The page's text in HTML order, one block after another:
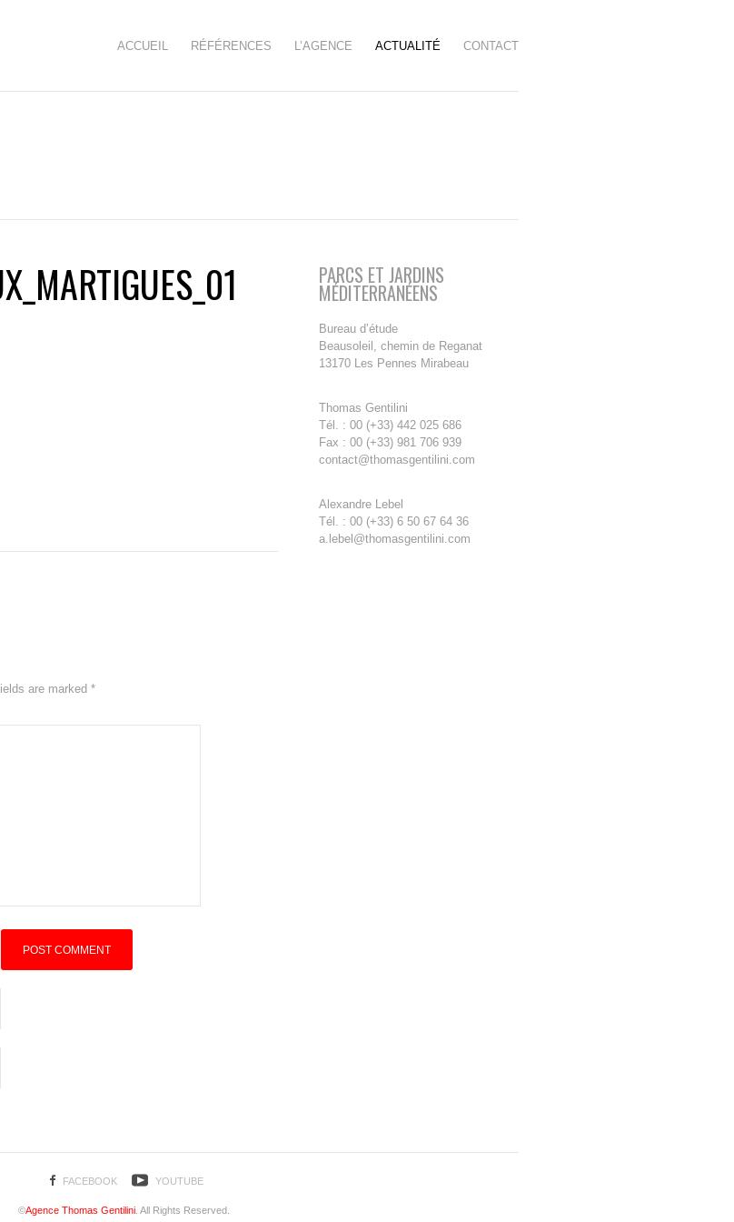
ACCUEIL RÉFÉRENCES L’AGENCE ACTUALITÉ CONTACT
are marked *
PARCS ET JARDINS
MÉDITERRANÉENS
Bureau d’étude
Beausoleil, chemin de Reganat
13170 Les Pennes Mirabeau
Thomas Gentilini
Tél. : 00 (+33) 442 025 686
Fax : 00 (+33) 981 706 939
contact@thomasgentilini.com
Alexandre Lebel
Tél. : 00 (+33) 6 50 67 64 36
a.lebel@thomasgentilini.com
FACEBOOK YOUTUBE
©Agence Thomas Gentilini. All Rights Reserved.